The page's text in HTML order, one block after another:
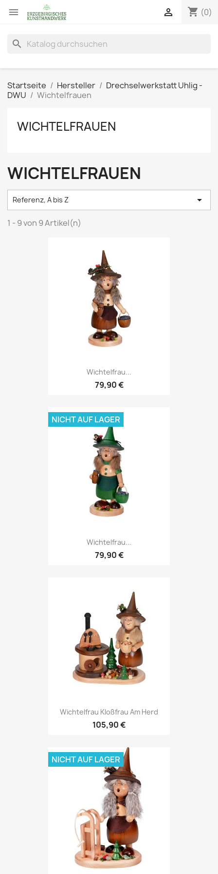
 shopping_cart (0)

search
Startseite Hersteller
Drechselwerkstatt Uhlig -
DWU
Wichtelfrauen
WICHTELFRAUEN
WICHTELFRAUEN
Referenz, A bis Z 
1 - 9 von 9 Artikel(n)
Wichtelfrau...
79,90 €
Wichtelfrau...
79,90 €
NICHT AUF LAGER
Wichtelfrau Kloßfrau Am Herd
105,90 €
NICHT AUF LAGER